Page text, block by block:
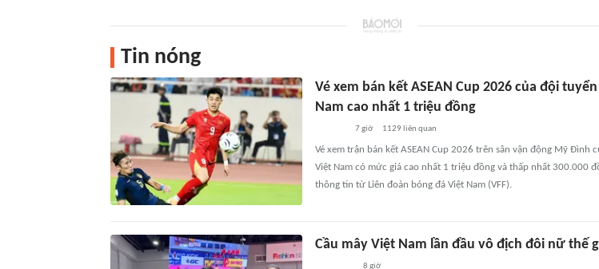
Tin nóng
Vé xem bán kết ASEAN Cup 2026 của đội
Nam cao nhất 1 triệu đồng
7 giờ 1129 liên quan
Vé xem trận bán kết ASEAN Cup 2026 trên sân vận động Mỹ Đình
Việt Nam có mức giá cao nhất 1 triệu đồng và thấp nhất 300.000
thông tin từ Liên đoàn bóng đá Việt Nam (VFF).
Cầu mây Việt Nam lần đầu vô địch đôi nữ thế
8 giờ